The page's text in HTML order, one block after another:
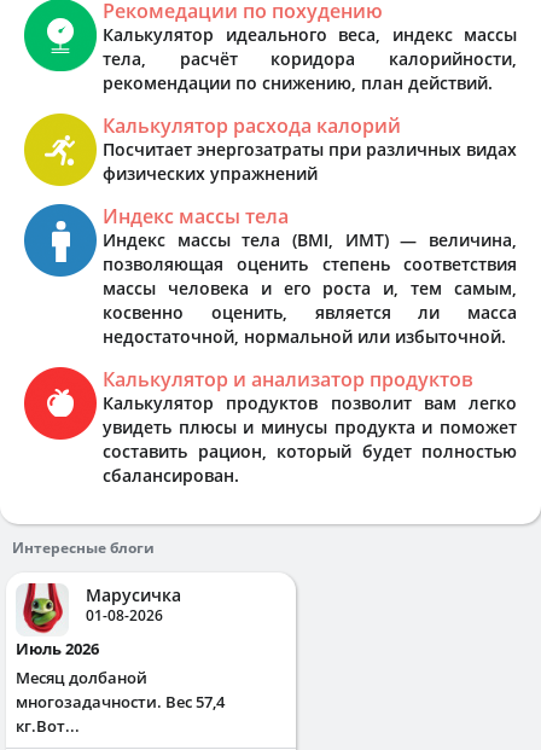
Рекомедации по похудению
Калькулятор идеального веса, индекс массы
тела, расчёт коридора калорийности,
рекомендации по снижению, план действий.
Калькулятор расхода калорий
Посчитает энергозатраты при различных видах
физических упражнений
Индекс массы тела
Индекс массы тела (BMI, ИМТ) — величина,
позволяющая оценить степень соответствия
массы человека и его роста и, тем самым,
косвенно оценить, является ли масса
недостаточной, нормальной или избыточной.
Калькулятор и анализатор продуктов
Калькулятор продуктов позволит вам легко
увидеть плюсы и минусы продукта и поможет
составить рацион, который будет полностью
сбалансирован.
Интересные блоги
Марусичка
01-08-2026
Июль 2026
Месяц долбаной
многозадачности. Вес 57,4
кг.Вот...